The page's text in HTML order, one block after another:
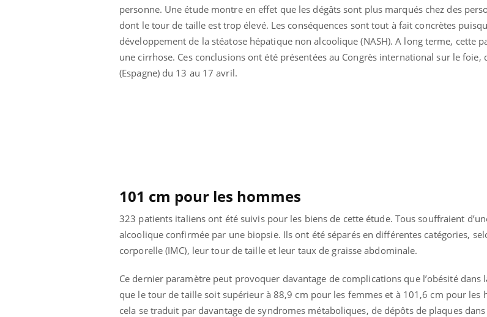
personne. Une étude montre en effet que les dégâts sont plus marqués chez des
dont le tour de taille est trop élevé. Les conséquences sont tout à fait concrètes
développement de la stéatose hépatique non alcoolique (NASH). A long terme, cette
une cirrhose. Ces conclusions ont été présentées au Congrès international sur le foie,
(Espagne) du 13 au 17 avril.
101 cm pour les hommes
323 patients italiens ont été suivis pour les biens de cette étude. Tous souffraient
alcoolique confirmée par une biopsie. Ils ont été séparés en différentes catégories,
corporelle (IMC), leur tour de taille et leur taux de graisse abdominale.
Ce dernier paramètre peut provoquer davantage de complications que l’obésité dans
que le tour de taille soit supérieur à 88,9 cm pour les femmes et à 101,6 cm pour les
cela se traduit par davantage de syndromes métaboliques, de dépôts de plaques
Et si les caries pouvaient
bientôt disparaître sans
plombage ?
Éclipse solaire du 12 août
la santé des yeux”
très empathique ?
Bébés, jeunes enfants :
vacances ?